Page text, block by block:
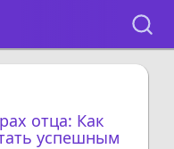
отца: Как
успешным